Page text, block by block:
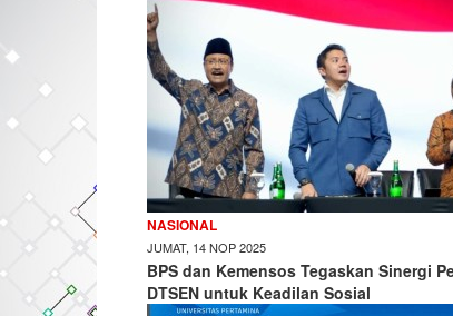
NASIONAL
JUMAT, 14 NOP 2025
BPS dan Kemensos Tegaskan Sinergi
DTSEN untuk Keadilan Sosial